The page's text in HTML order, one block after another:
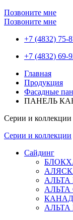
Позвоните мне
Позвоните мне
+7 (4832) 75-
+7 (4832) 69-
Главная
Продукция
Фасадные
ПАНЕЛЬ
Серии и коллекции
Серии и коллекции
Сайдинг
АЛЬТА